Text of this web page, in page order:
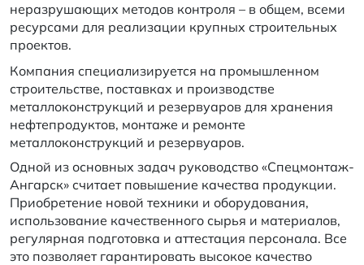
неразрушающих методов контроля – в общем, всеми
ресурсами для реализации крупных строительных
проектов.
Компания специализируется на промышленном
строительстве, поставках и производстве
металлоконструкций и резервуаров для хранения
нефтепродуктов, монтаже и ремонте
металлоконструкций и резервуаров.
Одной из основных задач руководство «Спецмонтаж-
Ангарск» считает повышение качества продукции.
Приобретение новой техники и оборудования,
использование качественного сырья и материалов,
регулярная подготовка и аттестация персонала. Все
это позволяет гарантировать высокое качество